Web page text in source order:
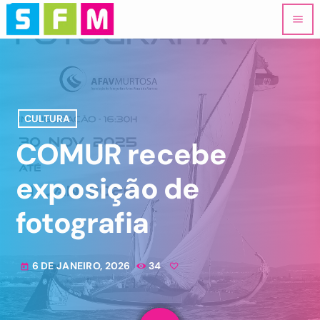
menu
CULTURA
COMUR recebe
exposição de
fotografia
today 6 DE JANEIRO, 2026 34